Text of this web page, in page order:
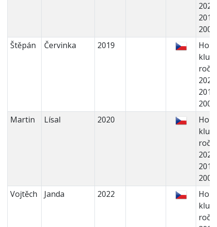
Štěpán
Červinka 2019
kluci
Martin
Lísal 2020
kluci
Vojtěch
Janda 2022
kluci